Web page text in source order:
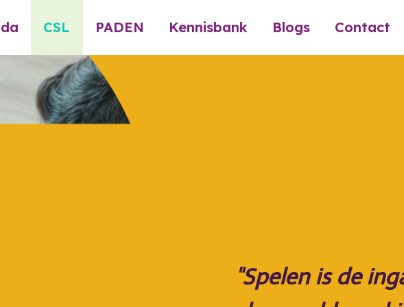
CSL PADEN Kennisbank Blogs Contact
"Spelen is de